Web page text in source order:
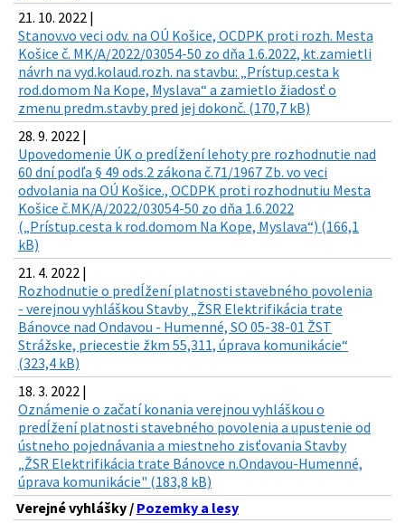
21. 10. 2022 |
Stanov.vo veci odv. na OÚ Košice, OCDPK proti rozh. Mesta
Košice č. MK/A/2022/03054-50 zo dňa 1.6.2022, kt.zamietli
návrh na vyd.kolaud.rozh. na stavbu: „Prístup.cesta k
rod.domom Na Kope, Myslava“ a zamietlo žiadosť o
zmenu predm.stavby pred jej dokonč. (170,7 kB)
28. 9. 2022 |
Upovedomenie ÚK o predĺžení lehoty pre rozhodnutie nad
60 dní podľa § 49 ods.2 zákona č.71/1967 Zb. vo veci
odvolania na OÚ Košice., OCDPK proti rozhodnutiu Mesta
Košice č.MK/A/2022/03054-50 zo dňa 1.6.2022
(„Prístup.cesta k rod.domom Na Kope, Myslava“) (166,1
kB)
21. 4. 2022 |
Rozhodnutie o predĺžení platnosti stavebného povolenia
- verejnou vyhláškou Stavby „ŽSR Elektrifikácia trate
Bánovce nad Ondavou - Humenné, SO 05-38-01 ŽST
Strážske, priecestie žkm 55,311, úprava komunikácie“
(323,4 kB)
18. 3. 2022 |
Oznámenie o začatí konania verejnou vyhláškou o
predĺžení platnosti stavebného povolenia a upustenie od
ústneho pojednávania a miestneho zisťovania Stavby
„ŽSR Elektrifikácia trate Bánovce n.Ondavou-Humenné,
úprava komunikácie" (183,8 kB)
Verejné vyhlášky / Pozemky a lesy